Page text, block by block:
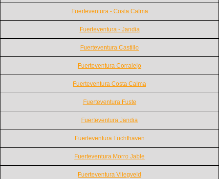
Fuerteventura - Costa Calma
Fuerteventura - Jandia
Fuerteventura Castillo
Fuerteventura Corralejo
Fuerteventura Costa Calma
Fuerteventura Fuste
Fuerteventura Jandia
Fuerteventura Luchthaven
Fuerteventura Morro Jable
Fuerteventura Vliegveld